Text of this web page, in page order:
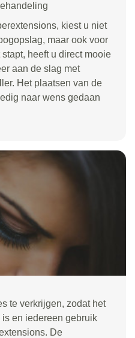
kiest u niet
maar ook voor
heeft u direct mooie
aan de slag met
Het plaatsen van de
naar wens gedaan
te verkrijgen, zodat het
en iedereen gebruik
De